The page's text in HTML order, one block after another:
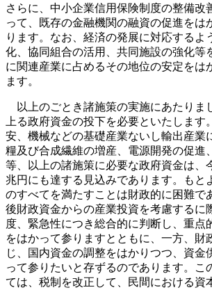
さらに、中小企業信用保険制度の整備改
って、既存の金融機関の融資の促進をは
ります。なお、経済の発展に対応するよ
化、協同組合の活用、共同施設の強化等
に関連産業に占めるその地位の安定をは
ます。
以上のごとき諸施策の実施にあたりま
上る政府資金の投下を必要といたします
安、機械などの基礎産業ないし輸出産業
糧及び合成繊維の増産、電源開発の促進
等、以上の諸施策に必要な政府資金は、
兆円にも達する見込みであります。もと
のすべてを満たすことは財政的に困難で
後財政資金からの産業投資を考慮するに
度、緊急性につき総合的に判断し、重点
をはかって参りますとともに、一方、財
じ、国内資金の調整をはかりつつ、資金
って参りたいと存ずるのであります。こ
ては、税制を改正して、民間における資